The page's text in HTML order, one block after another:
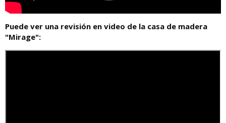
Puede ver una revisión en video de la casa de madera
"Mirage":